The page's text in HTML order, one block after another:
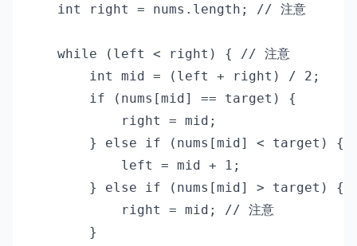
    int right = nums.length; // 注意
    while (left < right) { // 注意
        int mid = (left + right) / 2;
        if (nums[mid] == target) {
            right = mid;
        } else if (nums[mid] < target) {
            left = mid + 1;
        } else if (nums[mid] > target) {
            right = mid; // 注意
        }